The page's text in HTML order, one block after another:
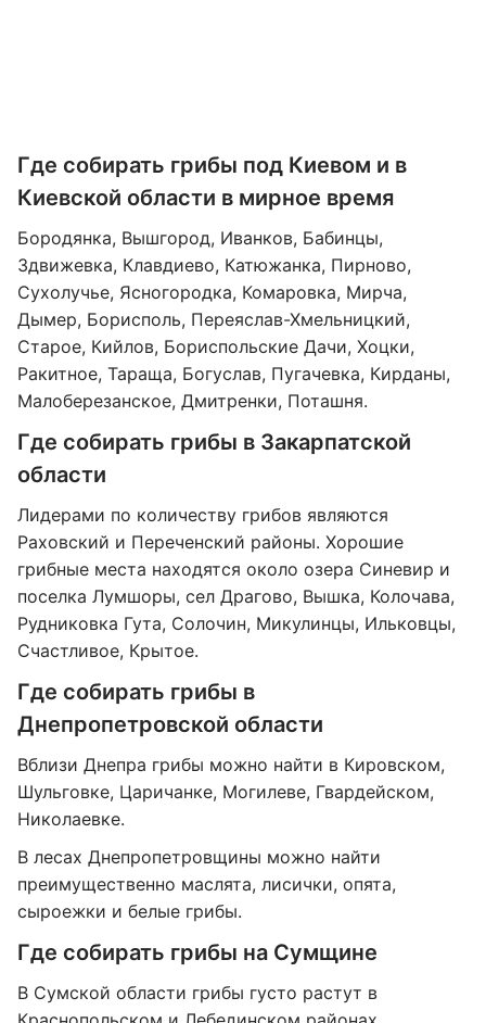
Где собирать грибы под Киевом и в
Киевской области в мирное время
Бородянка, Вышгород, Иванков, Бабинцы,
Здвижевка, Клавдиево, Катюжанка, Пирново,
Сухолучье, Ясногородка, Комаровка, Мирча,
Дымер, Борисполь, Переяслав-Хмельницкий,
Старое, Кийлов, Бориспольские Дачи, Хоцки,
Ракитное, Тараща, Богуслав, Пугачевка, Кирданы,
Малоберезанское, Дмитренки, Поташня.
Где собирать грибы в Закарпатской
области
Лидерами по количеству грибов являются
Раховский и Переченский районы. Хорошие
грибные места находятся около озера Синевир и
поселка Лумшоры, сел Драгово, Вышка, Колочава,
Рудниковка Гута, Солочин, Микулинцы, Ильковцы,
Счастливое, Крытое.
Где собирать грибы в
Днепропетровской области
Вблизи Днепра грибы можно найти в Кировском,
Шульговке, Царичанке, Могилеве, Гвардейском,
Николаевке.
В лесах Днепропетровщины можно найти
преимущественно маслята, лисички, опята,
сыроежки и белые грибы.
Где собирать грибы на Сумщине
В Сумской области грибы густо растут в